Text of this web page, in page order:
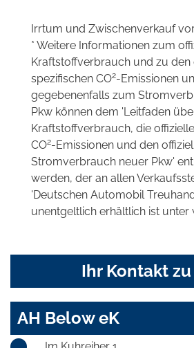
Irrtum und Zwischenverkauf
* Weitere Informationen zum
Kraftstoffverbrauch und zu den
spezifischen CO2-Emissionen
gegebenenfalls zum
Pkw können dem 'Leitfaden
Kraftstoffverbrauch, die
CO2-Emissionen und den
Stromverbrauch neuer Pkw'
werden, der an allen
'Deutschen Automobil
unentgeltlich erhältlich ist unter
Ihr Kontakt
AH Below eK